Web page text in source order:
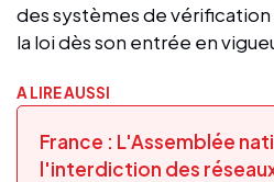
des systèmes de
la loi dès son entrée en
A LIRE AUSSI
France : L'Assemblée
l'interdiction des